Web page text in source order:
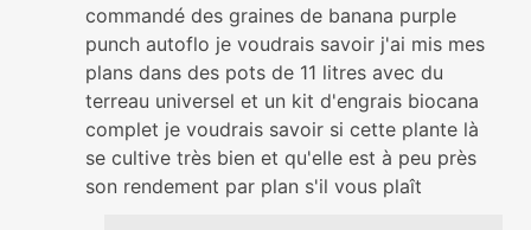
commandé des graines de banana purple
punch autoflo je voudrais savoir j'ai mis mes
plans dans des pots de 11 litres avec du
terreau universel et un kit d'engrais biocana
complet je voudrais savoir si cette plante là
se cultive très bien et qu'elle est à peu près
son rendement par plan s'il vous plaît